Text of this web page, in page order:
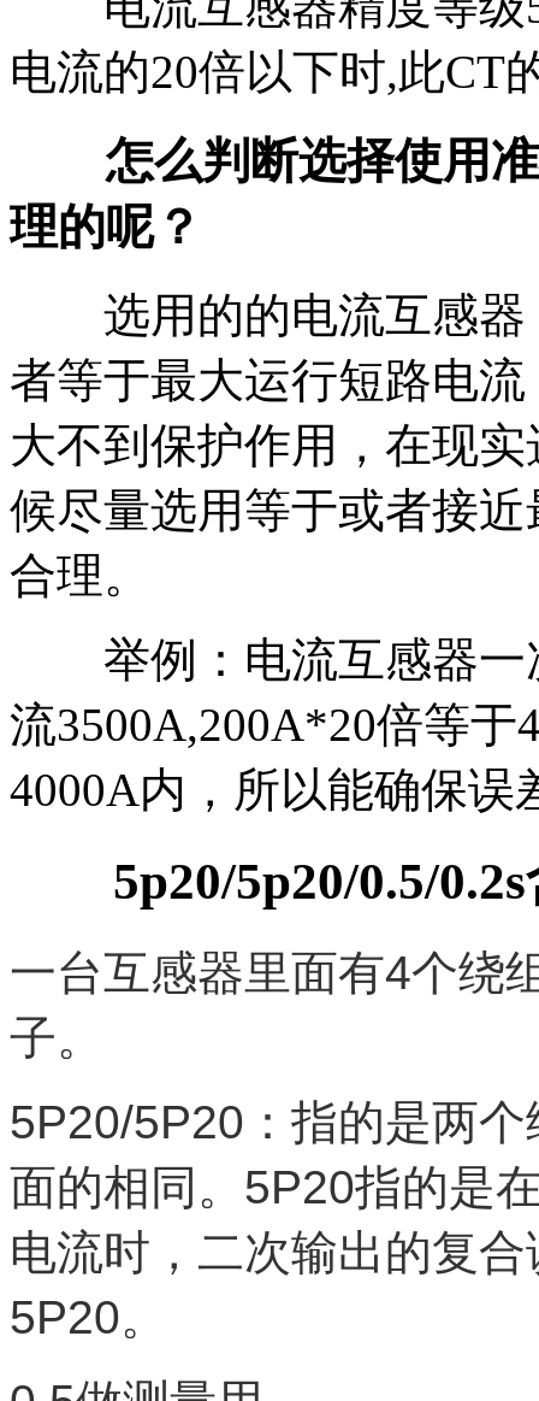
电流的20倍以下时,此CT
怎么判断选择使用准
理的呢？
选用的的电流互感器
者等于最大运行短路电
大不到保护作用，在现
候尽量选用等于或者接
合理。
举例：电流互感器一
流3500A,200A*20倍等于
4000A内，所以能确保误
5p20/5p20/0.5/0.2s
一台互感器里面有4个绕
子。
5P20/5P20：指的是两
面的相同。5P20指的是
电流时，二次输出的复
5P20。